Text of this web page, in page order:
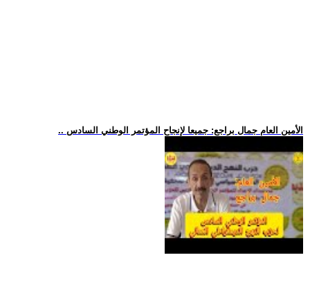
.. الأمين العام جمال براجع: جميعا لإنجاح المؤتمر الوطني السادس